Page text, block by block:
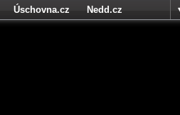
Úschovna.cz
Nedd.cz